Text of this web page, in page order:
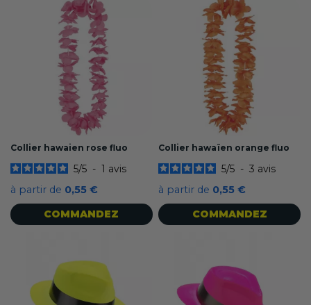
Collier hawaien rose fluo
5/5 - 1 avis
à partir de 0,55 €
COMMANDEZ
Collier hawaïen orange fluo
5/5 - 3 avis
à partir de 0,55 €
COMMANDEZ